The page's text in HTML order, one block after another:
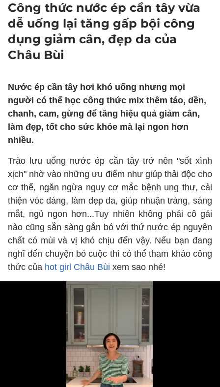
Công thức nước ép cần tây vừa
dễ uống lại tăng gấp bội công
dụng giảm cân, đẹp da của
Châu Bùi
Nước ép cần tây hơi khó uống nhưng mọi
người có thể học công thức mix thêm táo, dền,
chanh, cam, gừng để tăng hiệu quả giảm cân,
làm đẹp, tốt cho sức khỏe mà lại ngon hơn
nhiều.
Trào lưu uống nước ép cần tây trở nên "sốt xình
xịch" nhờ vào những ưu điểm như giúp thải độc cho
cơ thể, ngăn ngừa nguy cơ mắc bệnh ung thư, cải
thiện vóc dáng, làm đẹp da, giúp nhuận tràng, sáng
mắt, ngủ ngon hơn...Tuy nhiên không phải cô gái
nào cũng sẵn sàng gắn bó với thứ nước ép nguyên
chất có mùi và vị khó chịu đến vậy. Nếu bạn đang
nghĩ đến chuyện bỏ cuộc thì có thể tham khảo công
thức của hot girl Châu Bùi xem sao nhé!